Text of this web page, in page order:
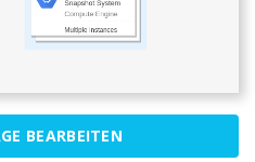
BEARBEITEN